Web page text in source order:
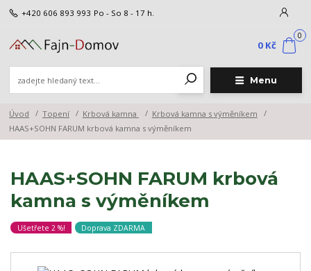
Menu
+420 606 893 993 Po - So 8 - 17 h.
0
0 Kč
Úvod Topení Krbová kamna
Krbová kamna s výměníkem
HAAS+SOHN FARUM krbová kamna s výměníkem
HAAS+SOHN FARUM krbová
kamna s výměníkem
Ušetřete 2 %! Doprava ZDARMA